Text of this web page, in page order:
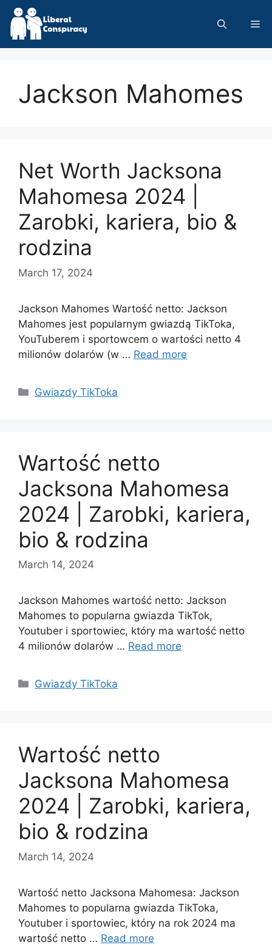
Skip
content
Jackson Mahomes
Net Worth Jacksona
Mahomesa 2024 |
Zarobki, kariera, bio &
rodzina
March 17, 2024
Jackson Mahomes Wartość netto: Jackson
Mahomes jest popularnym gwiazdą TikToka,
YouTuberem i sportowcem o wartości netto 4
milionów dolarów (w … Read more
Categories
Gwiazdy TikToka
Wartość netto
Jacksona Mahomesa
2024 | Zarobki, kariera,
bio & rodzina
March 14, 2024
Jackson Mahomes wartość netto: Jackson
Mahomes to popularna gwiazda TikTok,
Youtuber i sportowiec, który ma wartość netto
4 milionów dolarów … Read more
Categories
Gwiazdy TikToka
Wartość netto
Jacksona Mahomesa
2024 | Zarobki, kariera,
bio & rodzina
March 14, 2024
Wartość netto Jacksona Mahomesa: Jackson
Mahomes to popularna gwiazda TikToka,
Youtuber i sportowiec, który na rok 2024 ma
wartość netto … Read more